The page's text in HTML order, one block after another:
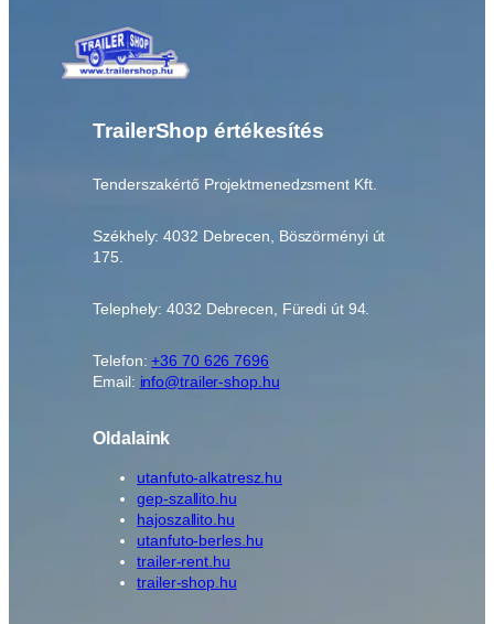
TrailerShop értékesítés
Tenderszakértő Projektmenedzsment Kft.
Székhely: 4032 Debrecen, Böszörményi út
175.
Telephely: 4032 Debrecen, Füredi út 94.
Telefon:+36 70 626 7696
Email: info@trailer-shop.hu
Oldalaink
utanfuto-alkatresz.hu
gep-szallito.hu
hajoszallito.hu
utanfuto-berles.hu
trailer-rent.hu
trailer-shop.hu